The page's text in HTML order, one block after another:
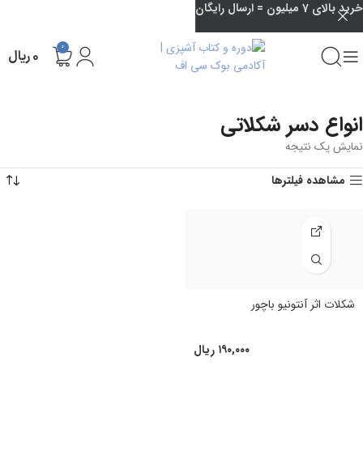
0 ۰ریال
انواع دسر شکلاتی
نمایش یک نتیجه
مشاهده فیلترها
شکلات اثر آنتونیو باچور
۱۹۰,۰۰۰ ریال
خرید بالای 7 میلیون = ارسال رایگان